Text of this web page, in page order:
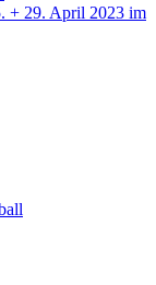
+ 29. April 2023 im